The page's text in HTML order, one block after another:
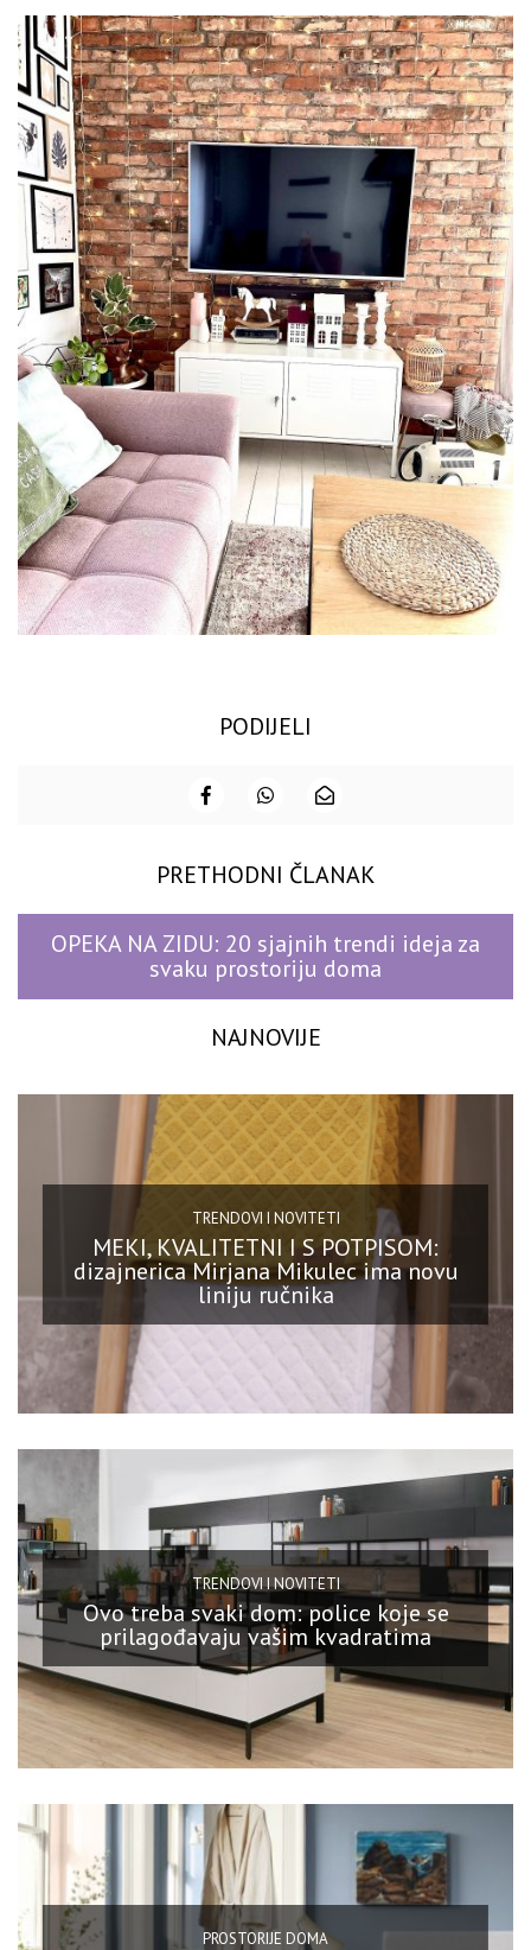
PODIJELI
PRETHODNI ČLANAK
OPEKA NA ZIDU: 20 sjajnih trendi ideja za
svaku prostoriju doma
NAJNOVIJE
TRENDOVI I NOVITETI
MEKI, KVALITETNI I S POTPISOM:
dizajnerica Mirjana Mikulec ima novu
liniju ručnika
TRENDOVI I NOVITETI
Ovo treba svaki dom: police koje se
prilagođavaju vašim kvadratima
PROSTORIJE DOMA